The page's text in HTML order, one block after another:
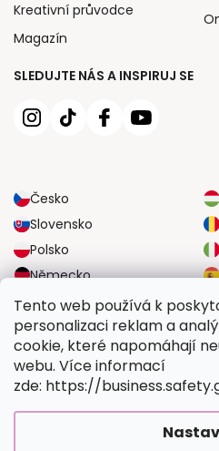
Tento web používá k
personalizaci reklam a
cookie, které napomáhají
webu. Více informací
zde: https://
SLEDUJTE NÁS A INSPIRUJ SE
Česko
Slovensko
Polsko
Německo
Velká Británie
Kreativní průvodce
Magazín
SPOLEHLIVÉ MOŽNOSTI
BEZPEČNÉ MOŽNOSTI PLATBY